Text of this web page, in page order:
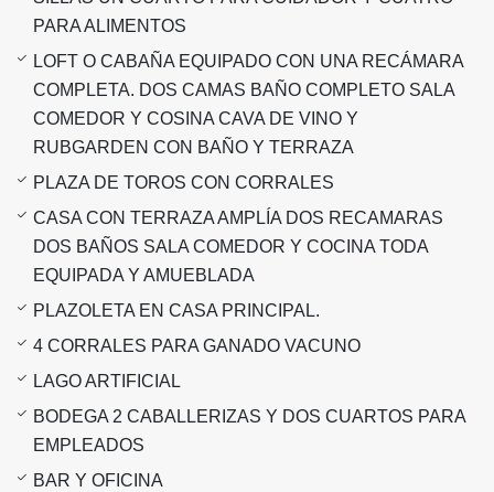
PARA ALIMENTOS
LOFT O CABAÑA EQUIPADO CON UNA RECÁMARA
COMPLETA. DOS CAMAS BAÑO COMPLETO SALA
COMEDOR Y COSINA CAVA DE VINO Y
RUBGARDEN CON BAÑO Y TERRAZA
PLAZA DE TOROS CON CORRALES
CASA CON TERRAZA AMPLÍA DOS RECAMARAS
DOS BAÑOS SALA COMEDOR Y COCINA TODA
EQUIPADA Y AMUEBLADA
PLAZOLETA EN CASA PRINCIPAL.
4 CORRALES PARA GANADO VACUNO
LAGO ARTIFICIAL
BODEGA 2 CABALLERIZAS Y DOS CUARTOS PARA
EMPLEADOS
BAR Y OFICINA